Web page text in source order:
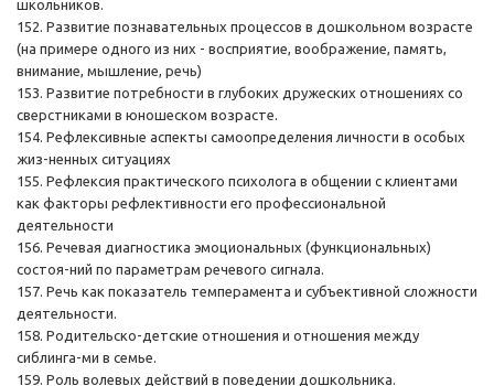
школьников.
152. Развитие познавательных процессов в дошкольном возрасте
(на примере одного из них - восприятие, воображение, память,
внимание, мышление, речь)
153. Развитие потребности в глубоких дружеских отношениях со
сверстниками в юношеском возрасте.
154. Рефлексивные аспекты самоопределения личности в особых
жиз-ненных ситуациях
155. Рефлексия практического психолога в общении с клиентами
как факторы рефлективности его профессиональной
деятельности
156. Речевая диагностика эмоциональных (функциональных)
состоя-ний по параметрам речевого сигнала.
157. Речь как показатель темперамента и субъективной сложности
деятельности.
158. Родительско-детские отношения и отношения между
сиблинга-ми в семье.
159. Роль волевых действий в поведении дошкольника.